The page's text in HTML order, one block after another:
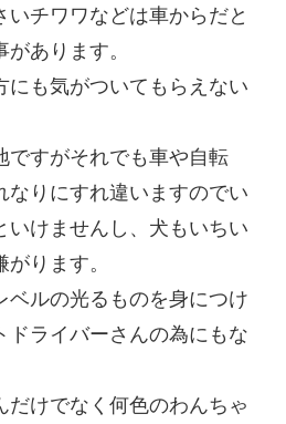
チワワなどは車からだと
あります。
にも気がついてもらえない
ですがそれでも車や自転
なりにすれ違いますのでい
いけませんし、犬もいちい
ります。
ベルの光るものを身につけ
ドライバーさんの為にもな
だけでなく何色のわんちゃ